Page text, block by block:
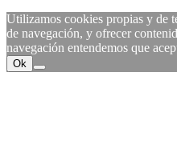
Utilizamos cookies propias y de
de navegación, y ofrecer
navegación entendemos que
Ok